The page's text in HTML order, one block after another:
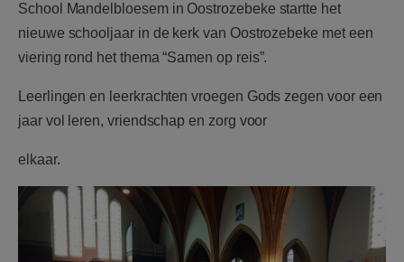
School Mandelbloesem in Oostrozebeke startte het
nieuwe schooljaar in de kerk van Oostrozebeke met een
viering rond het thema“Samen op reis”.
Leerlingen en leerkrachten vroegen Gods zegen voor een
jaar vol leren, vriendschap en zorg voor
elkaar.
F1213p40.jpeg